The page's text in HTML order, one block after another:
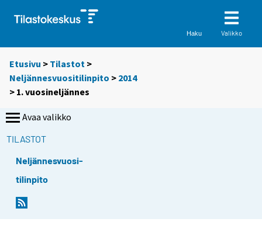
Haku Valikko
Etusivu > Tilastot >
Neljännesvuositilinpito > 2014
> 1. vuosineljännes
Avaa valikko
TILASTOT
Neljännesvuosi-
tilinpito